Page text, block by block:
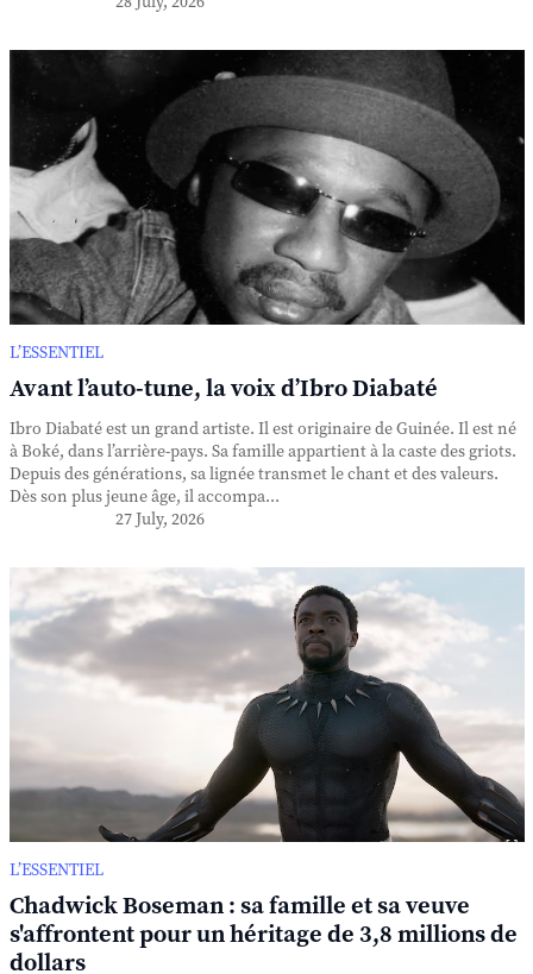
L’ESSENTIEL
Avant l’auto-tune, la voix d’Ibro Diabaté
Ibro Diabaté est un grand artiste. Il est originaire de Guinée. Il est né
à Boké, dans l’arrière-pays. Sa famille appartient à la caste des griots.
Depuis des générations, sa lignée transmet le chant et des valeurs.
Dès son plus jeune âge, il accompa...
27 July, 2026
L’ESSENTIEL
Chadwick Boseman : sa famille et sa veuve
s'affrontent pour un héritage de 3,8 millions de
dollars